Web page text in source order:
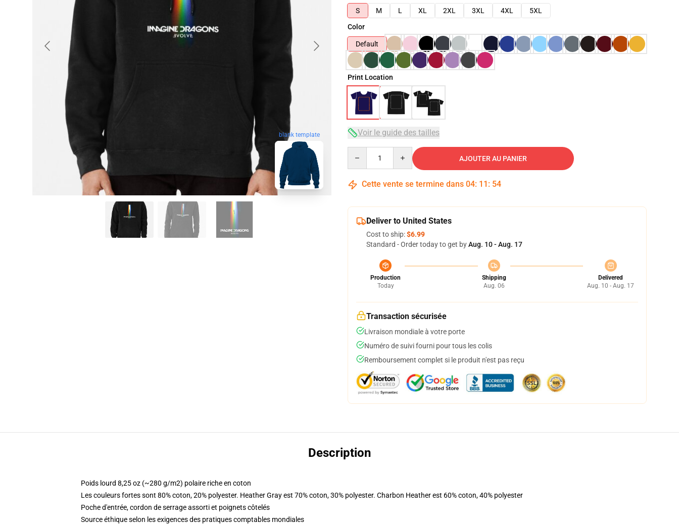
blank template
S
M L XL 2XL 3XL 4XL
5XL
Color
Default
Print Location
Voir le guide des tailles
AJOUTER AU PANIER
Cette vente se termine dans 04: 11 : 53
Deliver to United States
Cost to ship:$6.99
Standard - Order today to get byAug. 10 - Aug. 17
Production
Today
Shipping
Aug. 06
Delivered
Aug. 10 - Aug. 17
Transaction sécurisée
Livraison mondiale à votre porte
Numéro de suivi fourni pour tous les colis
Remboursement complet si le produit n'est pas reçu
Description
Poids lourd 8,25 oz (~280 g/m2) polaire riche en coton
Les couleurs fortes sont 80% coton, 20% polyester. Heather Gray est 70% coton, 30% polyester. Charbon Heather est 60% coton, 40% polyester
Poche d'entrée, cordon de serrage assorti et poignets côtelés
Source éthique selon les exigences des pratiques comptables mondiales